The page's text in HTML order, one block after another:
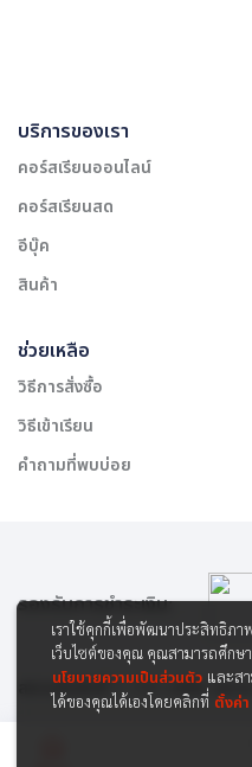
บริการของเรา
คอร์สเรียนออนไลน์
คอร์สเรียนสด
อีบุ๊ค
สินค้า
ช่วยเหลือ
วิธีการสั่งซื้อ
วิธีเข้าเรียน
คำถามที่พบบ่อย
สงวนลิขสิทธิ์ © 2565 บริษัท สยา
รองรับการชำระเงิน:
เราใช้คุกกี้เพื่อพัฒนาประสิทธิภ
เว็บไซต์ของคุณ คุณสามารถศึกษ
นโยบายความเป็นส่วนตัว และส
ได้ของคุณได้เองโดยคลิกที่ ตั้งค่า